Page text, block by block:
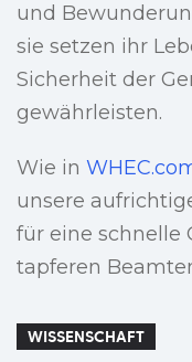
und
sie setzen ihr
Sicherheit der
gewährleisten.
Wie in
unsere
für eine schnelle
tapferen
WISSENSCHAFT